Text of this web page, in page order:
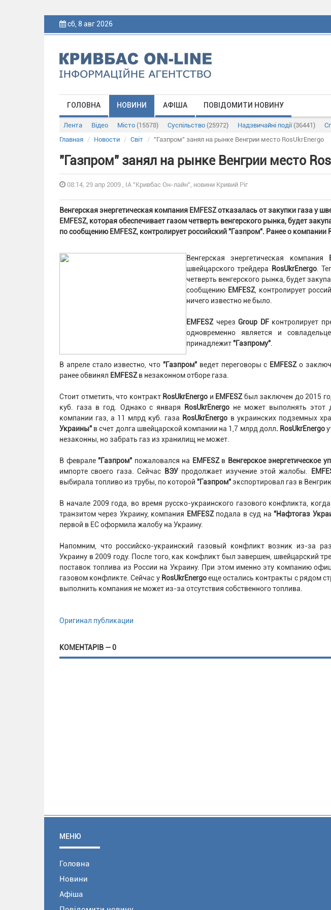
сб, 8 авг 2026
ГОЛОВНА НОВИНИ АФІША ПОВІДОМИТИ НОВИНУ
Лента Відео Місто (15578) Суспільство (25972) Надзвичайні події (36441)
Главная
Новости Світ "Газпром" занял на рынке Венгрии место RosUkrEnergo
"Газпром" занял на рынке Венгрии место
08:14, 29 апр 2009 , ІА "Кривбас Он-лайн", новини Кривий Ріг
Венгерская энергетическая компания EMFESZ отказалась от закупки газа у
EMFESZ, которая обеспечивает газом четверть венгерского рынка, будет
по сообщению EMFESZ, контролирует российский "Газпром". Ранее о компании
Венгерская энергетическая компания
швейцарского трейдера RosUkrEnergo.
четверть венгерского рынка, будет
сообщению EMFESZ, контролирует
ничего известно не было.
EMFESZ через Group DF контролирует
одновременно является и
принадлежит"Газпрому"
В апреле стало известно, что "Газпром" ведет переговоры с EMFESZо
ранее обвинял EMFESZв незаконном отборе газа.
Стоит отметить, что контракт RosUkrEnergo и EMFESZбыл заключен до 2015
куб. газа в год. Однако с января
RosUkrEnergo не может выполнять этот
компании газ, а 11 млрд куб. газа RosUkrEnergo в украинских подземных
Украины" в счет долга швейцарской компании на 1,7 млрд долл. RosUkrEnergo
незаконны, но забрать газ из хранилищ не может.
В феврале"Газпром" пожаловался на EMFESZв Венгерское энергетическое
импорте своего газа. Сейчас
ВЭУ продолжает изучение этой жалобы.
выбирала топливо из трубы, по которой "Газпром"экспортировал газ в
В начале 2009 года, во время русско-украинского газового конфликта, когда
транзитом через Украину, компания EMFESZ подала в суд на"Нафтогаз
первой в ЕС оформила жалобу на Украину.
Напомним, что российско-украинский газовый конфликт возник из-за
Украину в 2009 году. После того, как конфликт был завершен, швейцарский
поставок топлива из России на Украину. При этом именно эту компанию
газовом конфликте. Сейчас у RosUkrEnergoеще остались контракты с рядом
выполнить компания не может из-за отсутствия собственного топлива.
Оригинал публикации
КОМЕНТАРІВ — 0
МЕНЮ
Головна
Новини
Афіша